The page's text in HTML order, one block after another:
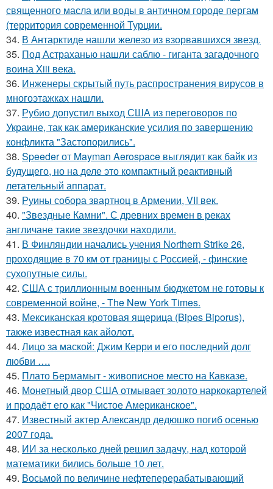
священного масла или воды в античном городе пергам
(территория современной Турции.
34. В Антарктиде нашли железо из взорвавшихся звезд.
35. Под Астраханью нашли саблю - гиганта загадочного
воина Xiii века.
36. Инженеры скрытый путь распространения вирусов в
многоэтажках нашли.
37. Рубио допустил выход США из переговоров по
Украине, так как американские усилия по завершению
конфликта "Застопорились".
38. Speeder от Mayman Aerospace выглядит как байк из
будущего, но на деле это компактный реактивный
летательный аппарат.
39. Руины собора звартноц в Армении, VII век.
40. "Звездные Камни". С древних времен в реках
англичане такие звездочки находили.
41. В Финляндии начались учения Northern Strike 26,
проходящие в 70 км от границы с Россией, - финские
сухопутные силы.
42. США с триллионным военным бюджетом не готовы к
современной войне, - The New York Times.
43. Мексиканская кротовая ящерица (Bipes Biporus),
также известная как айолот.
44. Лицо за маской: Джим Керри и его последний долг
любви ….
45. Плато Бермамыт - живописное место на Кавказе.
46. Монетный двор США отмывает золото наркокартелей
и продаёт его как "Чистое Американское".
47. Известный актер Александр дедюшко погиб осенью
2007 года.
48. ИИ за несколько дней решил задачу, над которой
математики бились больше 10 лет.
49. Восьмой по величине нефтеперерабатывающий